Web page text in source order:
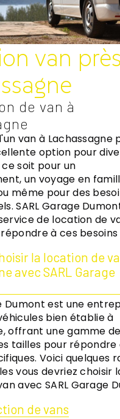
van
de van à
van à Lachassagne
option pour
ce soit pour un
un voyage en
même pour des
SARL Garage
de location de
à ces besoins
la location de
avec SARL Garage
Dumont est une
bien établie à
offrant une gamme
tailles pour répondre
Voici quelques
vous devriez choisir
avec SARL Garage
de vans